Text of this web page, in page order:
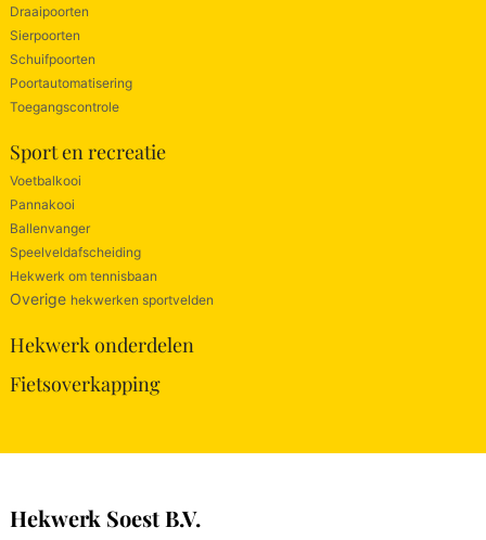
Draaipoorten
Sierpoorten
Schuifpoorten
Poortautomatisering
Toegangscontrole
Sport en recreatie
Voetbalkooi
Pannakooi
Ballenvanger
Speelveldafscheiding
Hekwerk om tennisbaan
Overige hekwerken sportvelden
Hekwerk onderdelen
Fietsoverkapping
Hekwerk Soest B.V.